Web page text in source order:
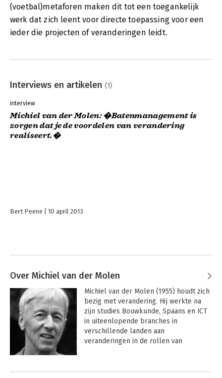
(voetbal)metaforen maken dit tot een toegankelijk
werk dat zich leent voor directe toepassing voor een
ieder die projecten of veranderingen leidt.
Interviews en artikelen (1)
interview
Michiel van der Molen: �Batenmanagement is
zorgen dat je de voordelen van verandering
realiseert.�
Bert Peene 10 april 2013
Over Michiel van der Molen
Michiel van der Molen (1955) houdt zich
bezig met verandering. Hij werkte na
zijn studies Bouwkunde, Spaans en ICT
in uiteenlopende branches in
verschillende landen aan
veranderingen in de rollen van
adviseur, docent, coach en auditor en
Andere boeken door Michiel van